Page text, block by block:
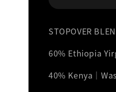
STOPOVER
60% Ethiopia
40% Kenya｜